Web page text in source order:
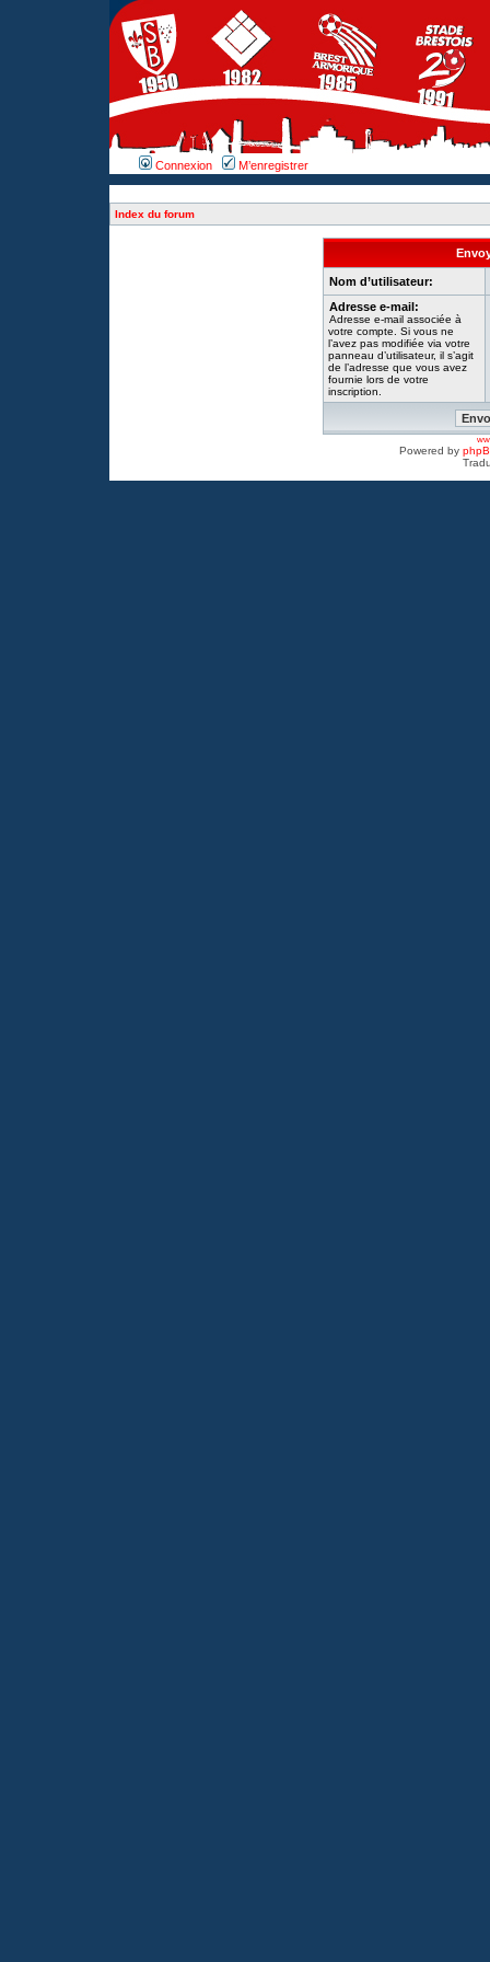
Connexion M’enregistrer
Index du forum
Nom d’utilisateur:
Adresse e-mail:
Adresse e-mail associée à
votre compte. Si vous ne
l’avez pas modifiée via votre
panneau d’utilisateur, il s’agit
de l’adresse que vous avez
fournie lors de votre
inscription.
Powered by